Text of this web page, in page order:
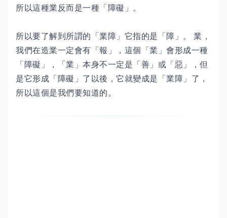
所以這種業反而是一種「障礙」。
所以要了解到所謂的「業障」它指的是「障」。 業，
我們在造業一定會有「報」，這個「業」會形成一種
「障礙」，「業」本身不一定是「善」或「惡」，但
是它形成「障礙」了以後，它就變成是「業障」了，
所以這個是我們要知道的。